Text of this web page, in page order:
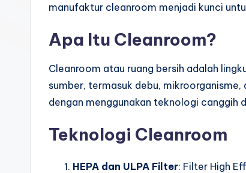
manufaktur cleanroom menjadi kunci
Apa Itu Cleanroom?
Cleanroom atau ruang bersih adalah
sumber, termasuk debu,
dengan menggunakan teknologi canggih
Teknologi Cleanroom
HEPA dan ULPA Filter: Filter High